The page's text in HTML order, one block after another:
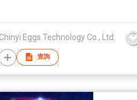
Chinyi Eggs Technology Co., Ltd.
查詢